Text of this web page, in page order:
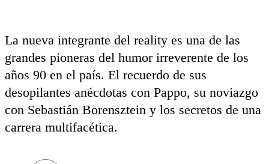
La nueva integrante del reality es una de las
grandes pioneras del humor irreverente de los
años 90 en el país. El recuerdo de sus
desopilantes anécdotas con Pappo, su noviazgo
con Sebastián Borensztein y los secretos de una
carrera multifacética.